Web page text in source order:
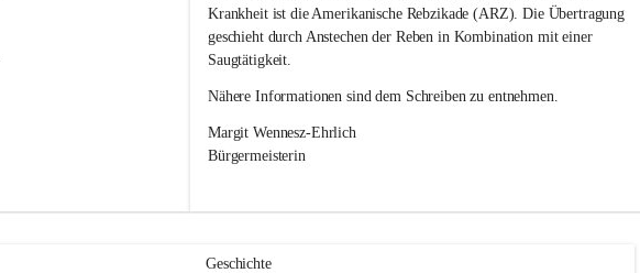
Krankheit ist die Amerikanische Rebzikade (ARZ). Die Übertragung
geschieht durch Anstechen der Reben in Kombination mit einer
Saugtätigkeit.
Nähere Informationen sind dem Schreiben zu entnehmen.
Margit Wennesz-Ehrlich
Bürgermeisterin
Geschichte